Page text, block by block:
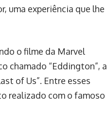
uma experiência que lhe
o filme da Marvel
chamado “Eddington”, a
of Us”. Entre esses
realizado com o famoso